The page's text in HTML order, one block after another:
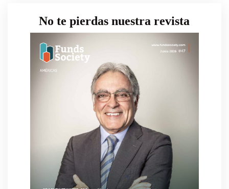
No te pierdas nuestra revista